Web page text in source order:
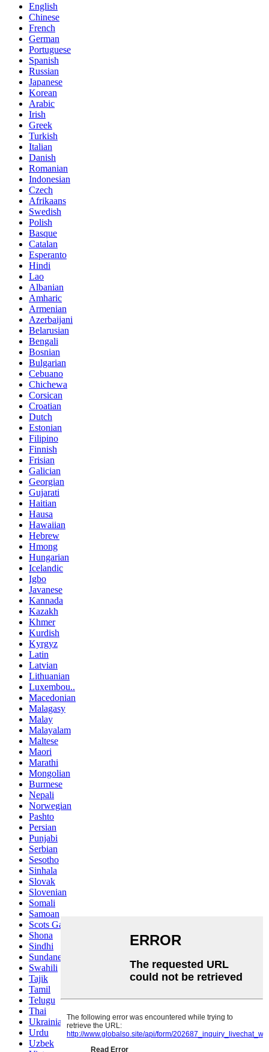
English
Chinese
French
German
Portuguese
Spanish
Russian
Japanese
Korean
Arabic
Irish
Greek
Turkish
Italian
Danish
Romanian
Indonesian
Czech
Afrikaans
Swedish
Polish
Basque
Catalan
Esperanto
Hindi
Lao
Albanian
Amharic
Armenian
Azerbaijani
Belarusian
Bengali
Bosnian
Bulgarian
Cebuano
Chichewa
Corsican
Croatian
Dutch
Estonian
Filipino
Finnish
Frisian
Galician
Georgian
Gujarati
Haitian
Hausa
Hawaiian
Hebrew
Hmong
Hungarian
Icelandic
Igbo
Javanese
Kannada
Kazakh
Khmer
Kurdish
Kyrgyz
Latin
Latvian
Lithuanian
Luxembou..
Macedonian
Malagasy
Malay
Malayalam
Maltese
Maori
Marathi
Mongolian
Burmese
Nepali
Norwegian
Pashto
Persian
Punjabi
Serbian
Sesotho
Sinhala
Slovak
Slovenian
Somali
Samoan
Scots Gaelic
Shona
Sindhi
Sundanese
Swahili
Tajik
Tamil
Telugu
Thai
Ukrainian
Urdu
Uzbek